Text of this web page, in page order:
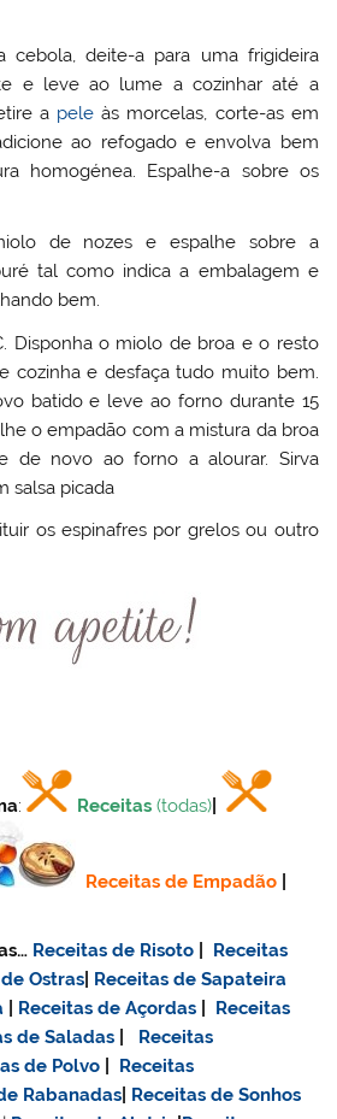
cebola, deite-a para uma frigideira
e leve ao lume a cozinhar até a
a pele às morcelas, corte-as em
ao refogado e envolva bem
homogénea. Espalhe-a sobre os
de nozes e espalhe sobre a
tal como indica a embalagem e
bem.
Disponha o miolo de broa e o resto
cozinha e desfaça tudo muito bem.
batido e leve ao forno durante 15
o empadão com a mistura da broa
de novo ao forno a alourar. Sirva
salsa picada
os espinafres por grelos ou outro
: Receitas (todas)
Receitas de Empadão
Receitas de Risoto
Receitas
Ostras Receitas de Sapateira
Receitas de Açordas
Receitas
de Saladas
Receitas
de Polvo
Receitas
Rabanadas Receitas de Sonhos